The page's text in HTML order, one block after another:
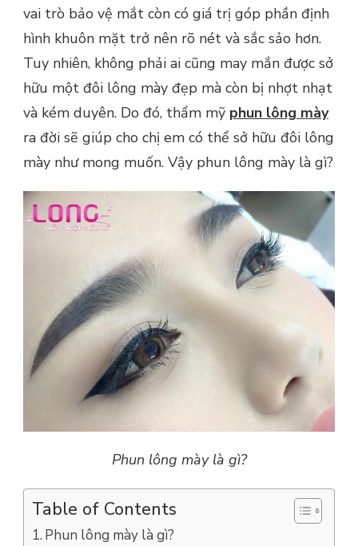
vai trò bảo vệ mắt còn có giá trị góp phần định
hình khuôn mặt trở nên rõ nét và sắc sảo hơn.
Tuy nhiên, không phải ai cũng may mắn được sở
hữu một đôi lông mày đẹp mà còn bị nhợt nhạt
và kém duyên. Do đó, thẩm mỹ phun lông mày
ra đời sẽ giúp cho chị em có thể sở hữu đôi lông
mày như mong muốn. Vậy phun lông mày là gì?
Phun lông mày là gì?
Table of Contents
Phun lông mày là gì?